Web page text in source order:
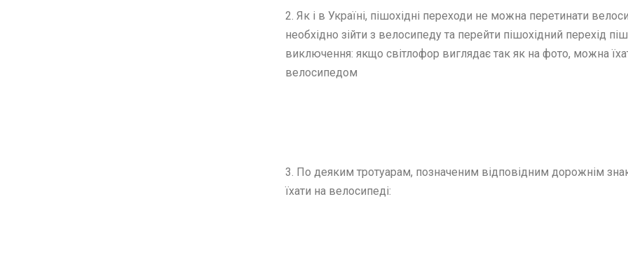
2. Як і в Україні, пішохідні переходи не можна перетинати
необхідно зійти з велосипеду та перейти пішохідний перехід
виключення: якщо світлофор виглядає так як на фото, можна
велосипедом
3. По деяким тротуарам, позначеним відповідним дорожнім
їхати на велосипеді: